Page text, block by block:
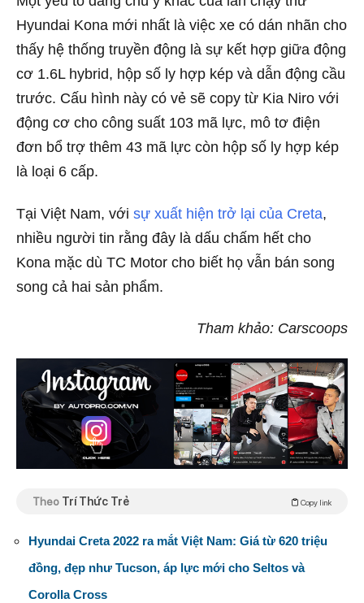
Hyundai Kona mới nhất là việc xe có dán nhãn cho
thấy hệ thống truyền động là sự kết hợp giữa động
cơ 1.6L hybrid, hộp số ly hợp kép và dẫn động cầu
trước. Cấu hình này có vẻ sẽ copy từ Kia Niro với
động cơ cho công suất 103 mã lực, mô tơ điện
đơn bổ trợ thêm 43 mã lực còn hộp số ly hợp kép
là loại 6 cấp.
Tại Việt Nam, với sự xuất hiện trở lại của Creta,
nhiều người tin rằng đây là dấu chấm hết cho
Kona mặc dù TC Motor cho biết họ vẫn bán song
song cả hai sản phẩm.
Tham khảo: Carscoops
Theo Trí Thức Trẻ Copy link
Hyundai Creta 2022 ra mắt Việt Nam: Giá từ 620 triệu
đồng, đẹp như Tucson, áp lực mới cho Seltos và
Corolla Cross